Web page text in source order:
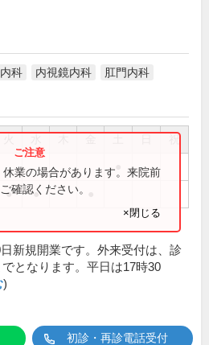
科 内視鏡内科 肛門内科
祝
● ●
業の場合があります。来院前
確認ください。
×閉じる
新規開業です。外来受付は、診
となります。平日は17時30
)
初診・再診電話受付